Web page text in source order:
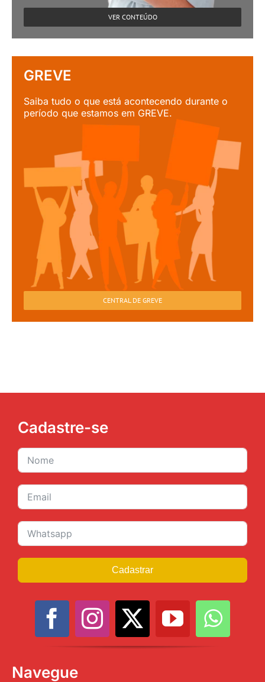
VER CONTEÚDO
GREVE
Saiba tudo o que está acontecendo durante o
período que estamos em GREVE.
CENTRAL DE GREVE
Cadastre-se
Cadastrar
Navegue